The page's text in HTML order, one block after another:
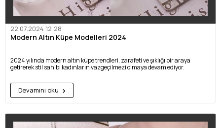
22.07.2024 12:28
Modern Altın Küpe Modelleri 2024
2024 yılında modern altın küpe trendleri, zarafeti ve şıklığı bir araya
getirerek stil sahibi kadınların vazgeçilmezi olmaya devam ediyor.
Devamını oku